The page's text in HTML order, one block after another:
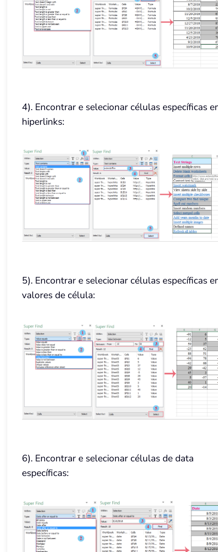
4). Encontrar e selecionar células específicas
hiperlinks:
5). Encontrar e selecionar células específicas
valores de célula:
6). Encontrar e selecionar células de data
específicas: